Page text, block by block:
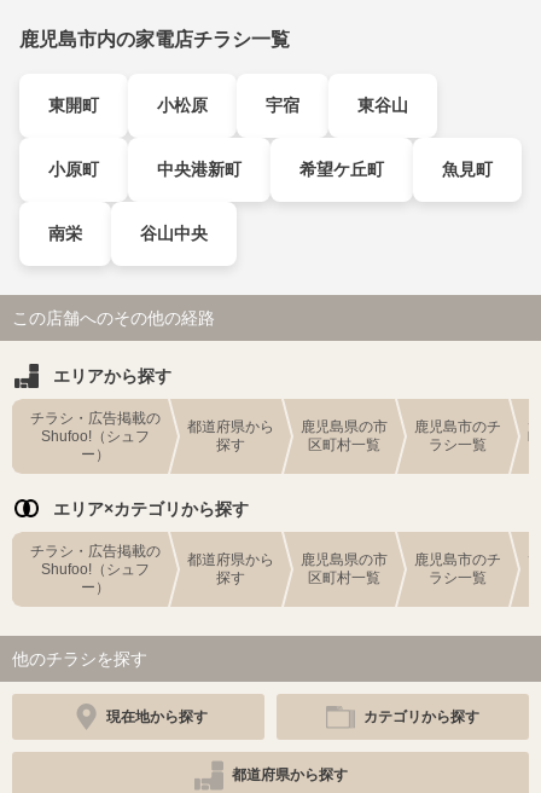
鹿児島市内の家電店チラシ一覧
東開町 小松原 宇宿 東谷山
小原町 中央港新町 希望ケ丘町 魚見町
南栄 谷山中央
この店舗へのその他の経路
エリアから探す
チラシ・広告掲載の
Shufoo!（シュフ
ー）
都道府県から
探す
鹿児島県の市
区町村一覧
鹿児島市のチ
ラシ一覧
エリア×カテゴリから探す
チラシ・広告掲載の
Shufoo!（シュフ
ー）
都道府県から
探す
鹿児島県の市
区町村一覧
鹿児島市のチ
ラシ一覧
他のチラシを探す
現在地から探す カテゴリから探す
都道府県から探す